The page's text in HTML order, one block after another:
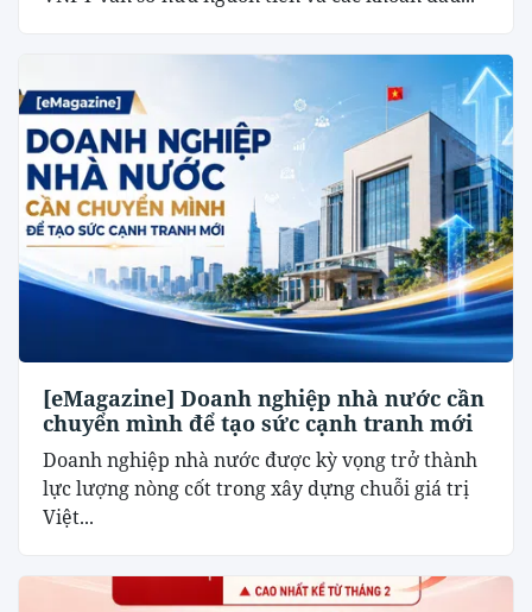
[eMagazine] Doanh nghiệp nhà nước cần
chuyển mình để tạo sức cạnh tranh mới
Doanh nghiệp nhà nước được kỳ vọng trở thành
lực lượng nòng cốt trong xây dựng chuỗi giá trị
Việt...